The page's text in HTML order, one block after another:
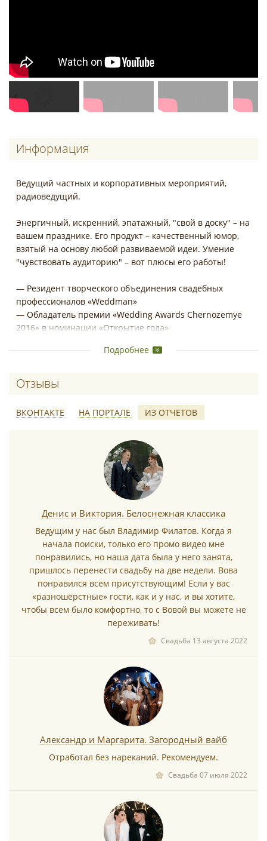
Информация
Ведущий частных и корпоративных мероприятий,
радиоведущий.
Энергичный, искренний, эпатажный, "свой в доску" – на
вашем празднике. Его продукт – качественный юмор,
взятый на основу любой развиваемой идеи. Умение
"чувствовать аудиторию" – вот плюсы его работы!
— Резидент творческого объединения свадебных
профессионалов «Weddman»
— Обладатель премии «Wedding Awards Chernozemye
2016» в номинации «Открытие года»
в прямом эфире (Русское Радио, Радио Energy). В
ведущий и официальный голос радио DFM Воронеж
— Спикер и ведущий международных форумов и
фестивалей для ведущих
Подробнее
Отзывы о Владимир Филатов
ВКОНТАКТЕ НА ПОРТАЛЕ ИЗ ОТЧЕТОВ
*
Денис и Виктория. Белоснежная классика
Ведущим у нас был Владимир Филатов. Когда я
начала поиски, только его промо видео мне
понравились, но наша дата была у него занята,
пришлось перенести свадьбу на две недели. Вова
понравился всем присутствующим! Если у вас
«разношёрстные» гости, как и у нас, и вы хотите,
чтобы всем было комфортно, то с Вовой вы можете не
переживать!
Свадьба 13 августа 2022
Александр и Маргарита. Загородный вайб
Отработал без нареканий. Рекомендуем.
Свадьба 07 июля 2022